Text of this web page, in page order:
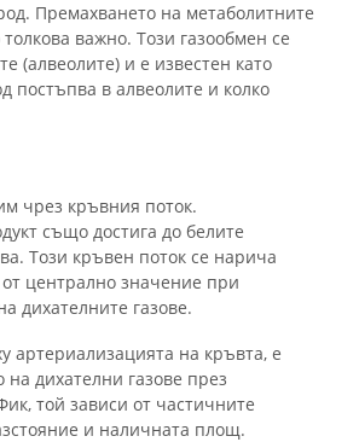
Премахването на метаболитните
важно. Този газообмен се
(алвеолите) и е известен като
постъпва в алвеолите и колко
чрез кръвния поток.
също достига до белите
Този кръвен поток се нарича
централно значение при
дихателните газове.
артериализацията на кръвта, е
дихателни газове през
той зависи от частичните
и наличната площ.